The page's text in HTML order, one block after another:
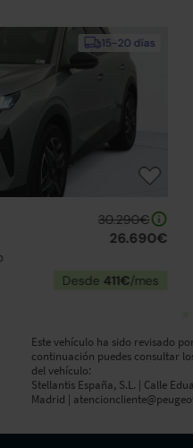
Peugeot 3008 SUV
Hybrid Allure eDCS6 145
2025 | 1.804km | 145CV |
Mild hybrid
Este vehículo ha sido revisado
continuación puedes consultar
del vehículo:
Stellantis España, S.L. | Calle
Madrid |